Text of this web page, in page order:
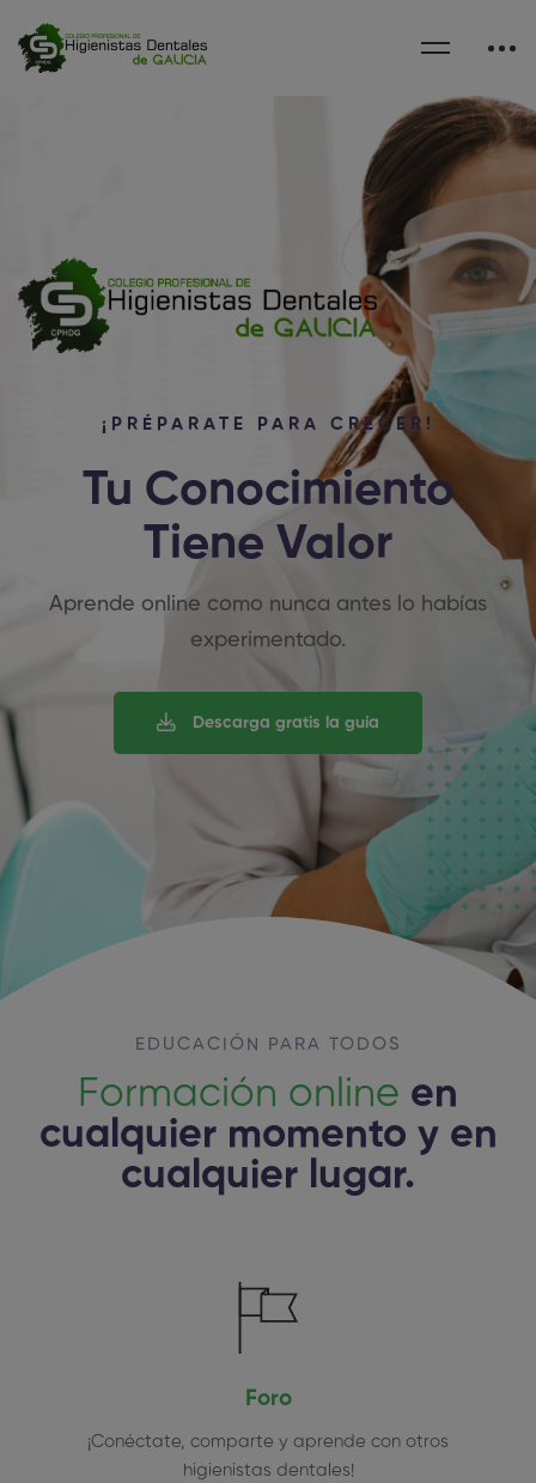
¡PRÉPARATE PARA CRECER!
Tu Conocimiento
Tiene Valor
Aprende online como nunca antes lo habías
experimentado.
Descarga gratis la guía
EDUCACIÓN PARA TODOS
Formación online en
cualquier momento y en
cualquier lugar.
Foro
¡Conéctate, comparte y aprende con otros
higienistas dentales!